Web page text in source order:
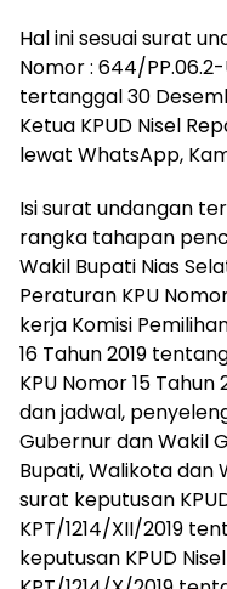
Hal ini sesuai surat
Nomor : 644/
tertanggal 30
Ketua KPUD Nisel
lewat WhatsApp,
Isi surat undangan
rangka tahapan
Wakil Bupati Nias
Peraturan KPU
kerja Komisi
16 Tahun 2019
KPU Nomor 15
dan jadwal,
Gubernur dan Wakil
Bupati, Walikota dan
surat keputusan
KPT/1214/XII/2019
keputusan KPUD